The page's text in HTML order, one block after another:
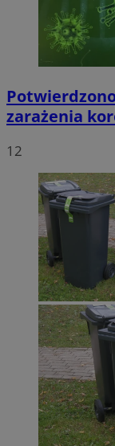
zarażenia
12